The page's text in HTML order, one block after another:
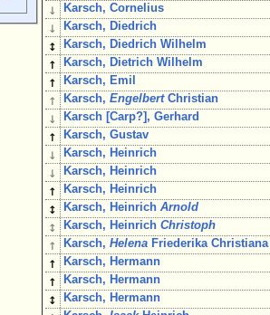
↓ Karsch, Cornelius
↓ Karsch, Diedrich
↕ Karsch, Diedrich Wilhelm
↑ Karsch, Dietrich Wilhelm
↑ Karsch, Emil
↑ Karsch,EngelbertChristian
↓ Karsch [Carp?], Gerhard
↑ Karsch, Gustav
↓ Karsch, Heinrich
↓ Karsch, Heinrich
↑ Karsch, Heinrich
↕ Karsch, HeinrichArnold
↕ Karsch, HeinrichChristoph
↑ Karsch,Helena Friederika Christiana
↑ Karsch, Hermann
↑ Karsch, Hermann
↕ Karsch, Hermann